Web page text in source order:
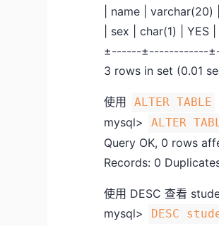
| name | varchar(20)
| sex | char(1) | YES |
±------±------------
3 rows in set (0.01
使用 ALTER TABLE
mysql>
ALTER
Query OK, 0 rows
Records: 0
使用 DESC 查看
mysql>
DESC